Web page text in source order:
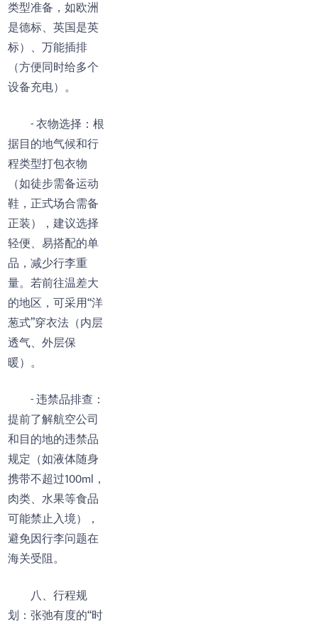
类型准备，如欧洲
是德标、英国是英
标）、万能插排
（方便同时给多个
设备充电）。
- 衣物选择：根
据目的地气候和行
程类型打包衣物
（如徒步需备运动
鞋，正式场合需备
正装），建议选择
轻便、易搭配的单
品，减少行李重
量。若前往温差大
的地区，可采用“洋
葱式”穿衣法（内层
透气、外层保
暖）。
- 违禁品排查：
提前了解航空公司
和目的地的违禁品
规定（如液体随身
携带不超过100ml，
肉类、水果等食品
可能禁止入境），
避免因行李问题在
海关受阻。
八、行程规
划：张弛有度的“时